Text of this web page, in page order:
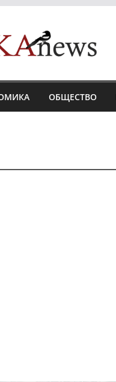
ОБЩЕСТВО